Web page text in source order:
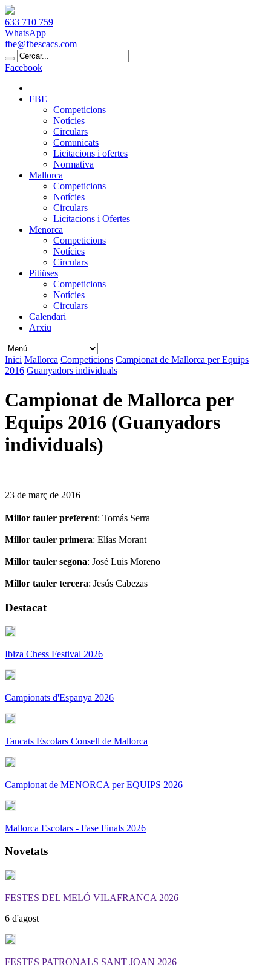
633 710 759
WhatsApp
fbe@fbescacs.com
Facebook
FBE
Competicions
Notícies
Circulars
Comunicats
Licitacions i ofertes
Normativa
Mallorca
Competicions
Notícies
Circulars
Licitacions i Ofertes
Menorca
Competicions
Notícies
Circulars
Pitiüses
Competicions
Notícies
Circulars
Calendari
Arxiu
Inici Mallorca Competicions Campionat de Mallorca per Equips
2016 Guanyadors individuals
Campionat de Mallorca per
Equips 2016 (Guanyadors
individuals)
23 de març de 2016
Millor tauler preferent: Tomás Serra
Millor tauler primera: Elías Morant
Millor tauler segona: José Luis Moreno
Millor tauler tercera: Jesús Cabezas
Destacat
Ibiza Chess Festival 2026
Campionats d'Espanya 2026
Tancats Escolars Consell de Mallorca
Campionat de MENORCA per EQUIPS 2026
Mallorca Escolars - Fase Finals 2026
Novetats
FESTES DEL MELÓ VILAFRANCA 2026
6 d'agost
FESTES PATRONALS SANT JOAN 2026